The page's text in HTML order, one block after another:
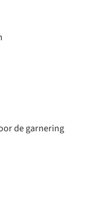
de garnering